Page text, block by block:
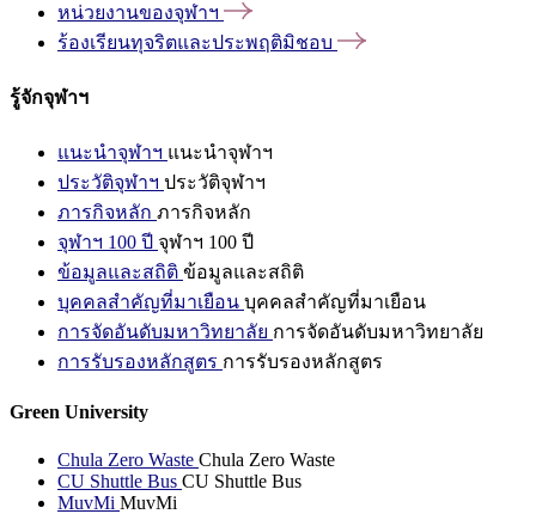
หน่วยงานของจุฬาฯ
ร้องเรียนทุจริตและประพฤติมิชอบ
รู้จักจุฬาฯ
แนะนำจุฬาฯ แนะนำจุฬาฯ
ประวัติจุฬาฯ ประวัติจุฬาฯ
ภารกิจหลัก ภารกิจหลัก
จุฬาฯ 100 ปี จุฬาฯ 100 ปี
ข้อมูลและสถิติ ข้อมูลและสถิติ
บุคคลสำคัญที่มาเยือน บุคคลสำคัญที่มาเยือน
การจัดอันดับมหาวิทยาลัย การจัดอันดับมหาวิทยาลัย
การรับรองหลักสูตร การรับรองหลักสูตร
Green University
Chula Zero Waste Chula Zero Waste
CU Shuttle Bus CU Shuttle Bus
MuvMi MuvMi